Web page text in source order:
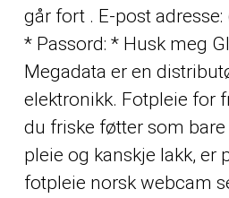
går fort . E-post
* Passord: * Husk meg
Megadata er en
elektronikk. Fotpleie for
du friske føtter som
pleie og kanskje lakk, er
fotpleie norsk webcam